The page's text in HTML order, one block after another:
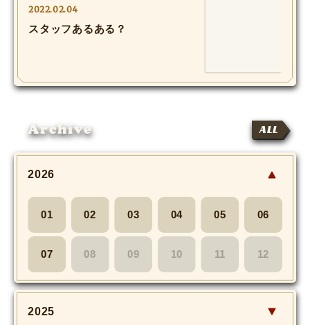
2022.02.04
スタッフあるある？
Archive ALL
2026
01 02 03 04 05 06
07 08 09 10 11 12
2025